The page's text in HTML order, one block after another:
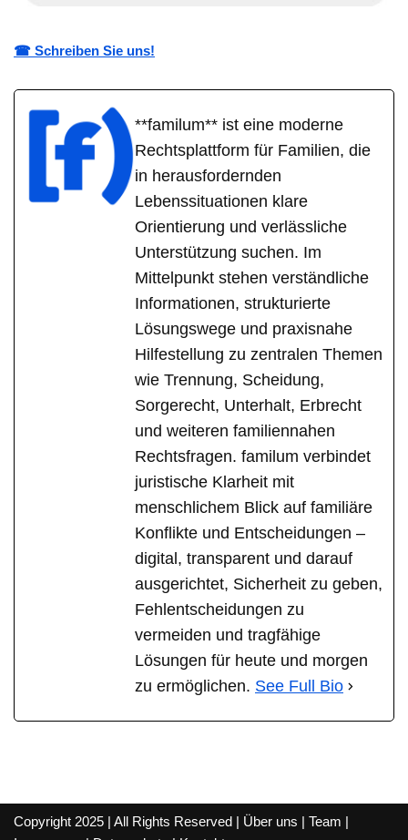
☎ Schreiben Sie uns!
**familum** ist eine moderne
Rechtsplattform für Familien, die
in herausfordernden
Lebenssituationen klare
Orientierung und verlässliche
Unterstützung suchen. Im
Mittelpunkt stehen verständliche
Informationen, strukturierte
Lösungswege und praxisnahe
Hilfestellung zu zentralen Themen
wie Trennung, Scheidung,
Sorgerecht, Unterhalt, Erbrecht
und weiteren familiennahen
Rechtsfragen. familum verbindet
juristische Klarheit mit
menschlichem Blick auf familiäre
Konflikte und Entscheidungen –
digital, transparent und darauf
ausgerichtet, Sicherheit zu geben,
Fehlentscheidungen zu
vermeiden und tragfähige
Lösungen für heute und morgen
zu ermöglichen. See Full Bio
Copyright 2025 | All Rights Reserved | Über uns | Team |